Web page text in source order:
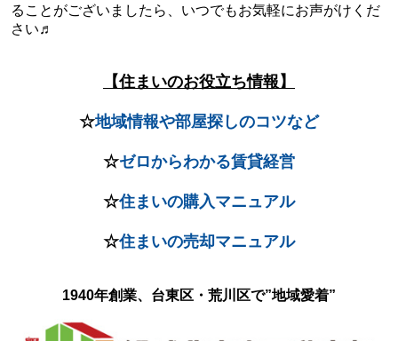
ることがございましたら、いつでもお気軽にお声がけくだ
さい♬
【住まいのお役立ち情報】
☆地域情報や部屋探しのコツなど
☆ゼロからわかる賃貸経営
☆住まいの購入マニュアル
☆住まいの売却マニュアル
1940年創業、台東区・荒川区で”地域愛着”